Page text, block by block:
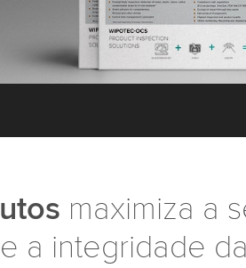
maximiza a
a integridade